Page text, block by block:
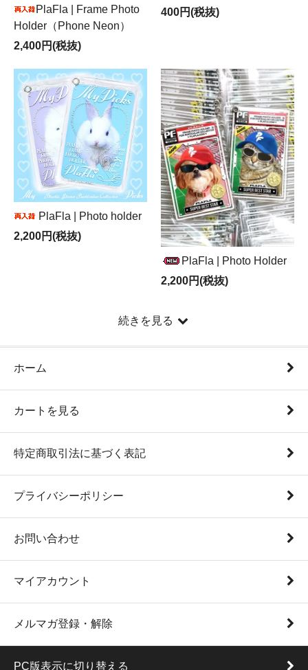
PlaFla | Frame Photo
Holder（Phone Neon）
2,400円(税抜)
400円(税抜)
PlaFla | Photo holder
2,200円(税抜)
PlaFla | Photo Holder
2,200円(税抜)
続きを見る
ホーム
カートを見る
特定商取引法に基づく表記
プライバシーポリシー
お問い合わせ
マイアカウント
メルマガ登録・解除
PC版表示に切り替える